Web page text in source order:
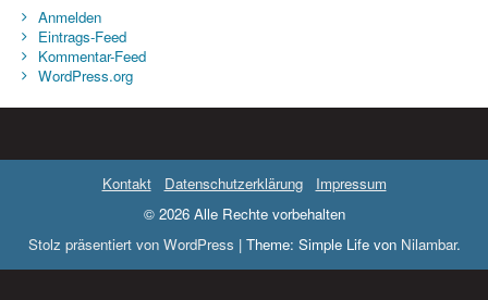
Anmelden
Eintrags-Feed
Kommentar-Feed
WordPress.org
Kontakt Datenschutzerklärung
Impressum
© 2026 Alle Rechte vorbehalten
Stolz präsentiert von WordPress | Theme: Simple Life von Nilambar.